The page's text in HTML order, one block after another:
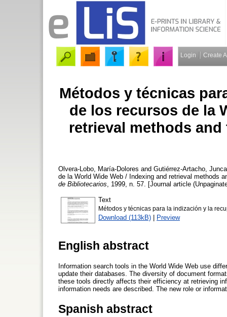
Login Create
Métodos y técnicas
de los recursos de la
retrieval methods
Olvera-Lobo, María-Dolores and Gutiérrez-Artacho,
de la World Wide Web / Indexing and retrieval methods
de Bibliotecarios , 1999, n. 57. [Journal article
Text
Métodos y técnicas para la indización y la
Download (113kB) | Preview
English abstract
Information search tools in the World Wide Web use
update their databases. The diversity of document
these tools directly affects their efficiency at retrieving
information needs are described. The new role or
Spanish abstract